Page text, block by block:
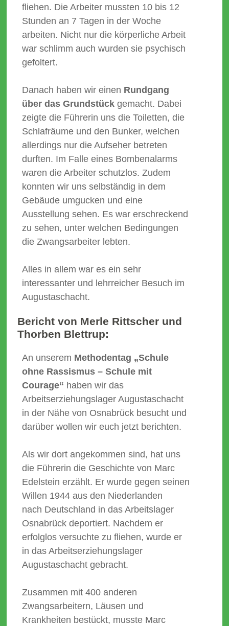
fliehen. Die Arbeiter mussten 10 bis 12
Stunden an 7 Tagen in der Woche
arbeiten. Nicht nur die körperliche Arbeit
war schlimm auch wurden sie psychisch
gefoltert.
Danach haben wir einen Rundgang
über das Grundstückgemacht. Dabei
zeigte die Führerin uns die Toiletten, die
Schlafräume und den Bunker, welchen
allerdings nur die Aufseher betreten
durften. Im Falle eines Bombenalarms
waren die Arbeiter schutzlos. Zudem
konnten wir uns selbständig in dem
Gebäude umgucken und eine
Ausstellung sehen. Es war erschreckend
zu sehen, unter welchen Bedingungen
die Zwangsarbeiter lebten.
Alles in allem war es ein sehr
interessanter und lehrreicher Besuch im
Augustaschacht.
Bericht von Merle Rittscher und
Thorben Blettrup:
An unserem Methodentag „Schule
ohne Rassismus – Schule mit
Courage“ haben wir das
Arbeitserziehungslager Augustaschacht
in der Nähe von Osnabrück besucht und
darüber wollen wir euch jetzt berichten.
Als wir dort angekommen sind, hat uns
die Führerin die Geschichte von Marc
Edelstein erzählt. Er wurde gegen seinen
Willen 1944 aus den Niederlanden
nach Deutschland in das Arbeitslager
Osnabrück deportiert. Nachdem er
erfolglos versuchte zu fliehen, wurde er
in das Arbeitserziehungslager
Augustaschacht gebracht.
Zusammen mit 400 anderen
Zwangsarbeitern, Läusen und
Krankheiten bestückt, musste Marc